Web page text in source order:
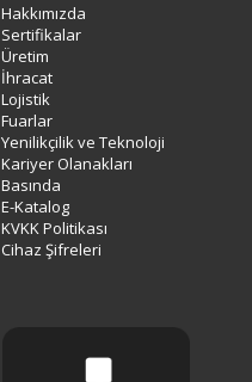
Hakkımızda
Sertifikalar
Üretim
İhracat
Lojistik
Fuarlar
Yenilikçilik ve Teknoloji
Kariyer Olanakları
Basında
E-Katalog
KVKK Politikası
Cihaz Şifreleri